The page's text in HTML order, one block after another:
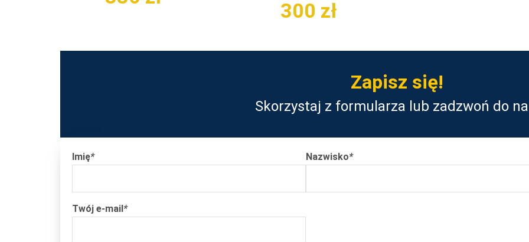
300 zł
Zapisz się!
Skorzystaj z formularza lub zadzwoń do
Imię* Nazwisko*
Twój e-mail*